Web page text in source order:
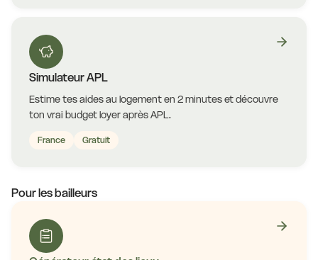
Simulateur APL
Estime tes aides au logement en 2 minutes et découvre
ton vrai budget loyer après APL.
France Gratuit
Pour les bailleurs